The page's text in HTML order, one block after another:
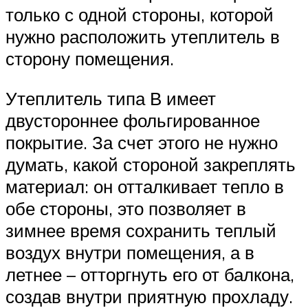
только с одной стороны, которой
нужно расположить утеплитель в
сторону помещения.
Утеплитель типа В имеет
двустороннее фольгированное
покрытие. За счет этого не нужно
думать, какой стороной закреплять
материал: он отталкивает тепло в
обе стороны, это позволяет в
зимнее время сохранить теплый
воздух внутри помещения, а в
летнее – отторгнуть его от балкона,
создав внутри приятную прохладу.